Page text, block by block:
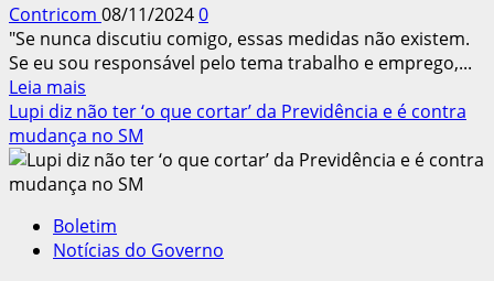
tem
mínimo
de
assinaturas
necessárias
para
tramitação
na
Câmara
Contricom 08/11/20240
"Se nunca discutiu comigo, essas medidas não existem.
Se eu sou responsável pelo tema trabalho e emprego,...
Leia mais
mais
sobre
Marinho:
não
debate
no
Lupi diz não ter ‘o que cortar’ da Previdência e é contra
mudança no SM
Boletim
Notícias do Governo